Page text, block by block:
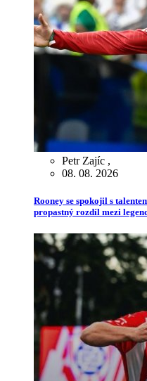
Petr Zajíc ,
08. 08. 2026
Rooney se spokojil s
propastný rozdíl mezi